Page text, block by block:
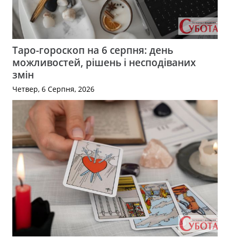
Таро-гороскоп на 6 серпня: день
можливостей, рішень і несподіваних
змін
Четвер, 6 Серпня, 2026